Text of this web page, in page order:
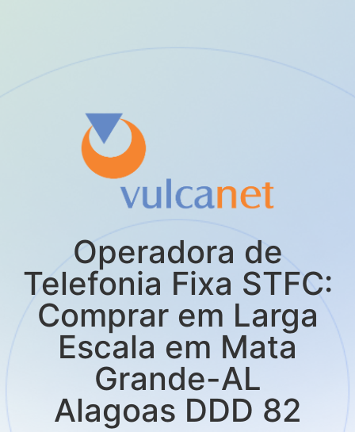
Operadora de
Telefonia Fixa STFC:
Comprar em Larga
Escala em Mata
Grande-AL
Alagoas DDD 82